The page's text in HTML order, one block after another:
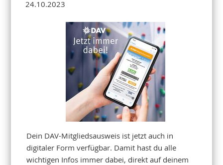
24.10.2023
Dein DAV-Mitgliedsausweis ist jetzt auch in
digitaler Form verfügbar. Damit hast du alle
wichtigen Infos immer dabei, direkt auf deinem